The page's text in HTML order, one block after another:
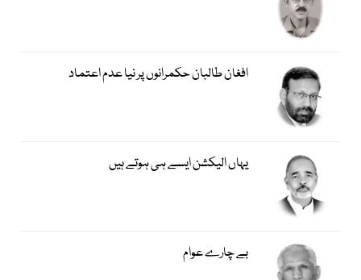
افغان طالبان حکمرانوں پر نیا عدم اعتماد
یہاں الیکشن ایسے ہی ہوتے ہیں
بے چارے عوام